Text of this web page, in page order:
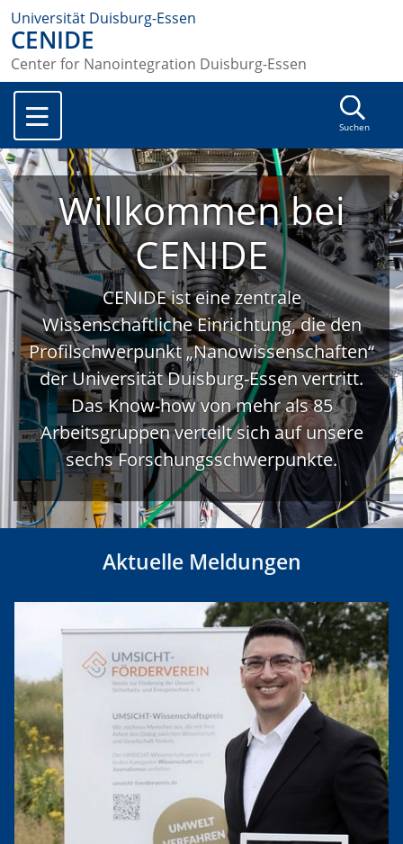
Universität Duisburg-Essen
CENIDE
Center for Nanointegration Duisburg-Essen
Suchen
Willkommen bei
CENIDE
CENIDE ist eine zentrale
Wissenschaftliche Einrichtung, die den
Profilschwerpunkt „Nanowissenschaften“
der Universität Duisburg-Essen vertritt.
Das Know-how von mehr als 85
Arbeitsgruppen verteilt sich auf unsere
sechs Forschungsschwerpunkte.
Aktuelle Meldungen